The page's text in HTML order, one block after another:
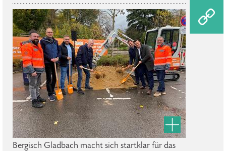
Bergisch Gladbach macht sich startklar für das